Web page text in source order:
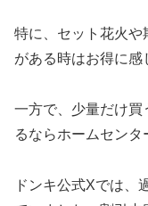
特に、セット花火や
がある時はお得に感
一方で、少量だけ
るならホームセンタ
ドンキ公式Xでは、